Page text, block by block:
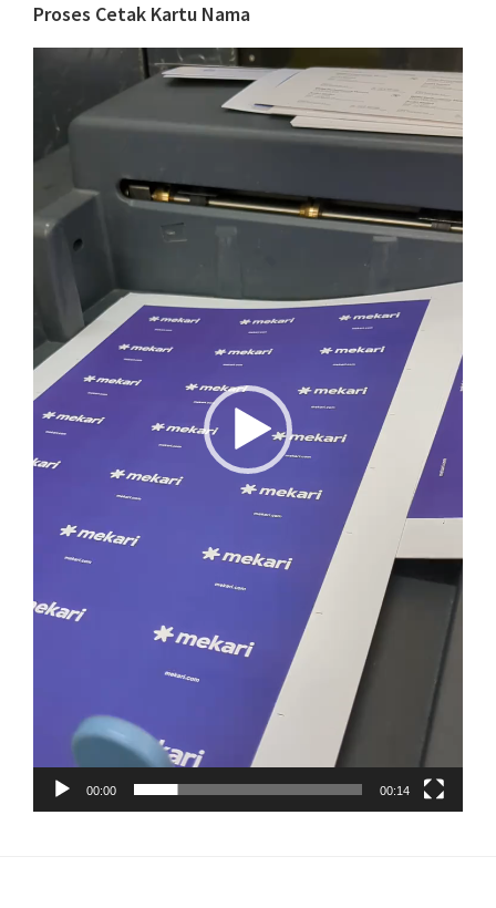
Proses Cetak Kartu Nama
00:00 00:14